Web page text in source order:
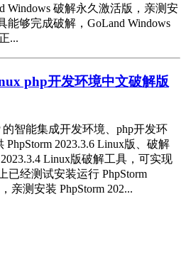
Windows 破解永久激活版，亲测安
能够完成破解，GoLand Windows
...
php开发环境中文破解版
的智能集成开发环境、php开发环
2023.3.6 Linux版、破解
Linux版破解工具，可实现
已经测试安装运行 PhpStorm
亲测安装 PhpStorm 202...